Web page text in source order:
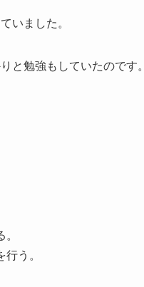
いました。
と勉強もしていたのです。
う。